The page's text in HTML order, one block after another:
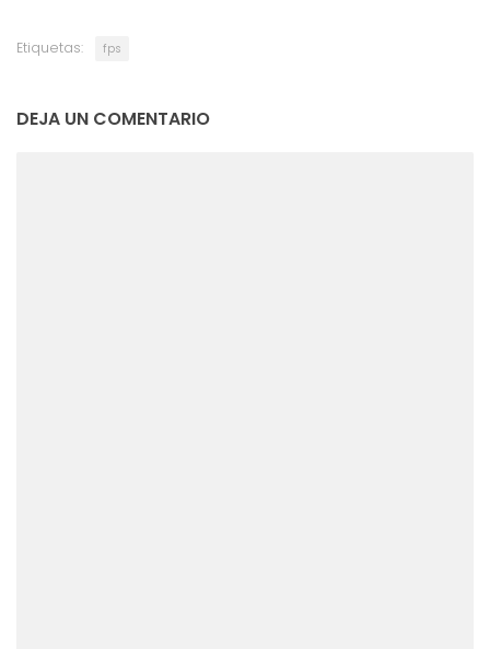
Etiquetas: fps
DEJA UN COMENTARIO